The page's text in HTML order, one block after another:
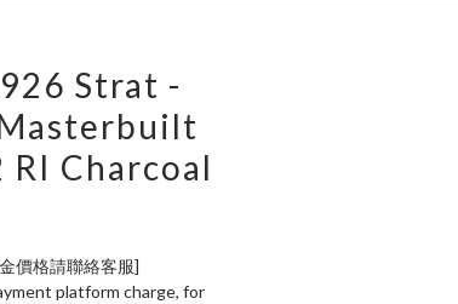
Strat -
Charcoal
價格請聯絡客服]
platform charge, for